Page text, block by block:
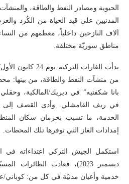
الحيوية ومصادر النفط والطاقة،
المدنيين على قيد الحياة من الكُرد
اَلاف النازحين داخلياً، معظمهم من
مناطق سوريّة مختلفة.
من منشآت النفط والطاقة، من بينها:
بانا شكفتيه” في ديريك/المالكية،
في ريف القامشلي. وأدى القصف إلى
الخدمة، ما تسبب بحرمان سكان
إمدادات الغاز التي توفرها تلك المحطات.
ديسمبر 2023)، فعادت
خدمية وأعيان مدنيّة في كل من: كوباني/